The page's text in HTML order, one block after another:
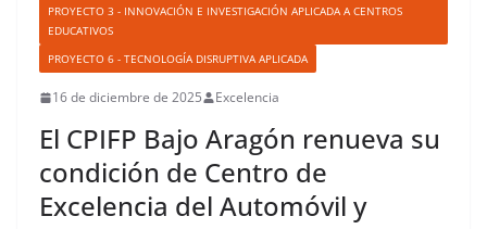
PROYECTO 3 - INNOVACIÓN E INVESTIGACIÓN APLICADA A CENTROS
EDUCATIVOS
PROYECTO 6 - TECNOLOGÍA DISRUPTIVA APLICADA
16 de diciembre de 2025 Excelencia
El CPIFP Bajo Aragón renueva su
condición de Centro de
Excelencia del Automóvil y